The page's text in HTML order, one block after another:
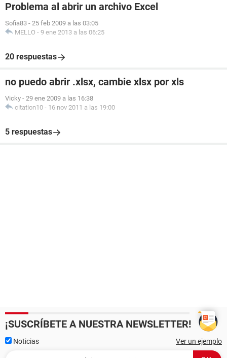
Problema al abrir un archivo Excel
Sofia83 - 25 feb 2009 a las 03:05
MELLO - 9 ene 2013 a las 06:25
20 respuestas
no puedo abrir .xlsx, cambie xlsx por xls
Vicky - 29 ene 2009 a las 16:38
citation10 - 16 nov 2011 a las 19:00
5 respuestas
¡SUSCRÍBETE A NUESTRA NEWSLETTER!
Noticias Ver un ejemplo